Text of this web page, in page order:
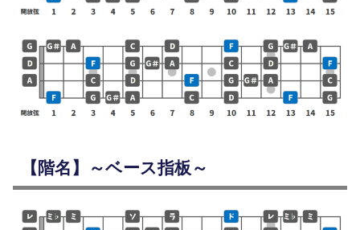
【階名】～ベース指板～